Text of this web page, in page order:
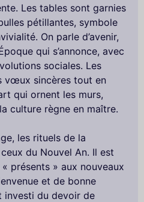
Les tables sont garnies
pétillantes, symbole
On parle d’avenir,
qui s’annonce, avec
sociales. Les
vœux sincères tout en
qui ornent les murs,
culture règne en maître.
les rituels de la
du Nouvel An. Il est
présents » aux nouveaux
et de bonne
investi du devoir de